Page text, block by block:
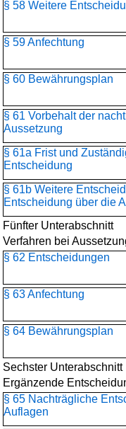
§ 58 Weitere
§ 59 Anfechtung
§ 60 Bewährungsplan
§ 61 Vorbehalt der
Aussetzung
§ 61a Frist und
Entscheidung
§ 61b Weitere
Entscheidung über die
Fünfter Unterabschnitt
Verfahren bei
§ 62 Entscheidungen
§ 63 Anfechtung
§ 64 Bewährungsplan
Sechster Unterabschnitt
Ergänzende
§ 65 Nachträgliche
Auflagen